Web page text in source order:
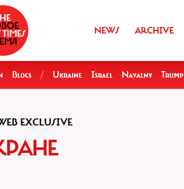
NEWS ARCHIVE
Blogs / Ukraine Israel Navalny Trump
EXCLUSIVE